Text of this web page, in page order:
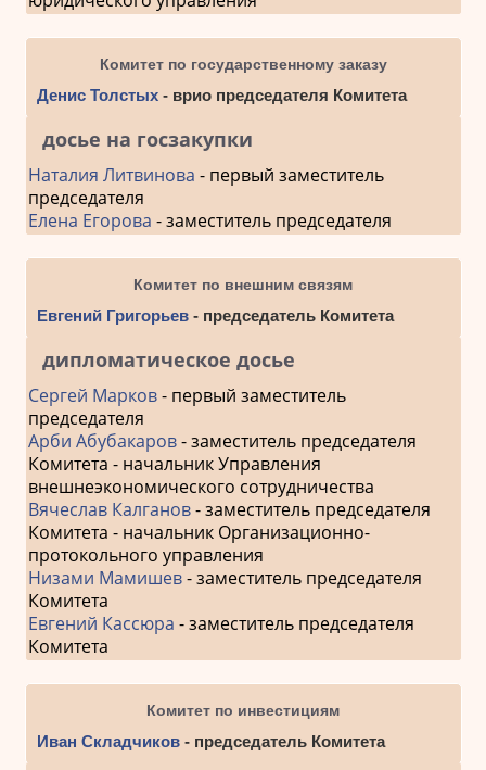
Комитет по государственному заказу
Денис Толстых- врио председателя Комитета
досье на госзакупки
Наталия Литвинова - первый заместитель
председателя
Елена Егорова - заместитель председателя
Комитет по внешним связям
Евгений Григорьев- председатель Комитета
дипломатическое досье
Сергей Марков- первый заместитель
председателя
Арби Абубакаров- заместитель председателя
Комитета - начальник Управления
внешнеэкономического сотрудничества
Вячеслав Калганов- заместитель председателя
Комитета - начальник Организационно-
протокольного управления
Низами Мамишев- заместитель председателя
Комитета
Евгений Кассюра - заместитель председателя
Комитета
Комитет по инвестициям
Иван Складчиков- председатель Комитета